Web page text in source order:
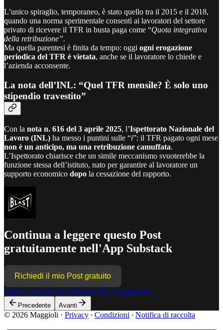
L’unico spiraglio, temporaneo, è stato quello tra il 2015 e il 2018,
quando una norma sperimentale consentì ai lavoratori del settore
privato di ricevere il TFR in busta paga come “Quota integrativa
della retribuzione”.
Ma quella parentesi è finita da tempo: oggi ogni erogazione
periodica del TFR è vietata, anche se il lavoratore lo chiede e
l’azienda acconsente.
La nota dell’INL: “Quel TFR mensile? È solo uno
stipendio travestito”
Con la nota n. 616 del 3 aprile 2025, l’Ispettorato Nazionale del
Lavoro (INL) ha messo i puntini sulle “i”: il TFR pagato ogni mese
non è un anticipo, ma una retribuzione camuffata.
L’Ispettorato chiarisce che un simile meccanismo svuoterebbe la
funzione stessa dell’istituto, nato per garantire al lavoratore un
supporto economico dopo la cessazione del rapporto.
Continua a leggere questo Post
gratuitamente nell'App Substack
Richiedi il mio Post gratuito
Oppure acquista un abbonamento a pagamento.
Precedente Avanti
© 2026 Maggioli · Privacy ∙ Condizioni ∙ Notifica di raccolta